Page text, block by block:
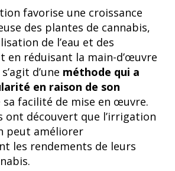
favorise une croissance
des plantes de cannabis,
de l’eau et des
réduisant la main-d’œuvre
d’une méthode qui a
en raison de son
sa facilité de mise en œuvre.
ont découvert que l’irrigation
peut améliorer
les rendements de leurs